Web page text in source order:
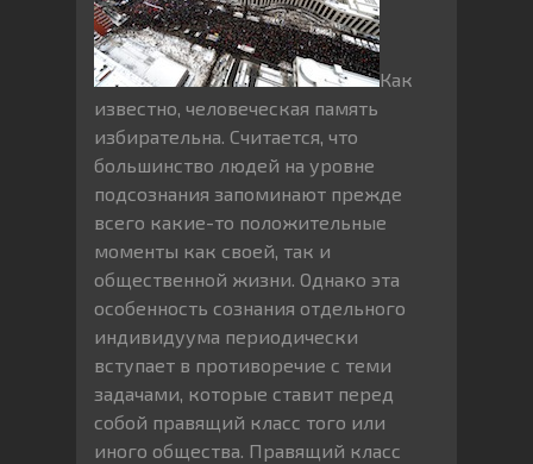
Как
известно, человеческая память
избирательна. Считается, что
большинство людей на уровне
подсознания запоминают прежде
всего какие-то положительные
моменты как своей, так и
общественной жизни. Однако эта
особенность сознания отдельного
индивидуума периодически
вступает в противоречие с теми
задачами, которые ставит перед
собой правящий класс того или
иного общества. Правящий класс